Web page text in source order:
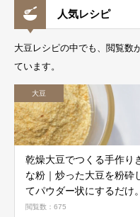
人気レシピ
大豆レシピの中でも、閲覧数
ています。
大豆
乾燥大豆でつくる手作り
な粉｜炒った大豆を粉砕
てパウダー状にするだけ。
閲覧数：675